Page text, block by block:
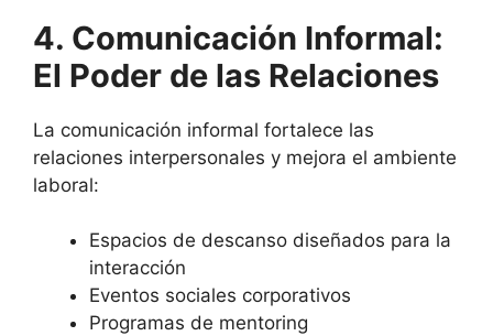
4. Comunicación Informal:
El Poder de las Relaciones
La comunicación informal fortalece las
relaciones interpersonales y mejora el ambiente
laboral:
Espacios de descanso diseñados para la
interacción
Eventos sociales corporativos
Programas de mentoring